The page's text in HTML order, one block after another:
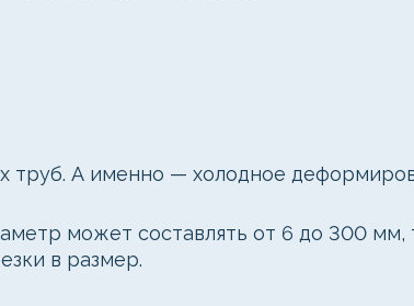
труб. А именно — холодное
может составлять от 6 до 300
в размер.